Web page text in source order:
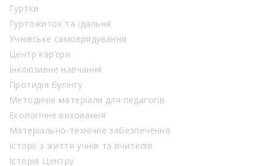
Гуртки
Гуртожиток та їдальня
Учнівське самоврядування
Центр кар’єри
Інклюзивне навчання
Протидія булінгу
Методичні матеріали для педагогів
Екологічне виховання
Матеріально-технічне забезпечення
Історії з життя учнів та вчителів
Історія Центру